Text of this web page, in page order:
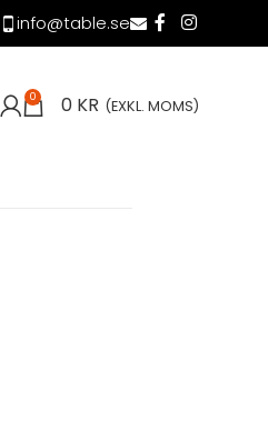
info@table.se
0 0 KR (EXKL. MOMS)